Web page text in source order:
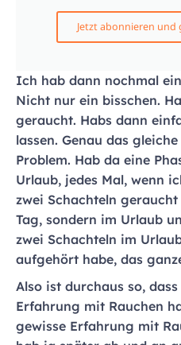
Jetzt abonnieren und
Ich hab dann nochmal
Nicht nur ein bisschen.
geraucht. Habs dann
lassen. Genau das
Problem. Hab da eine
Urlaub, jedes Mal, wenn
zwei Schachteln
Tag, sondern im Urlaub
zwei Schachteln im
aufgehört habe, das
Also ist durchaus so,
Erfahrung mit Rauchen
gewisse Erfahrung mit